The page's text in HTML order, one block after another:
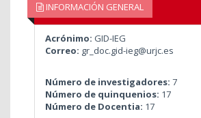
INFORMACIÓN GENERAL
Acrónimo: GID-IEG
Correo: gr_doc.gid-ieg@urjc.es
Número de investigadores: 7
Número de quinquenios: 17
Número de Docentia: 17